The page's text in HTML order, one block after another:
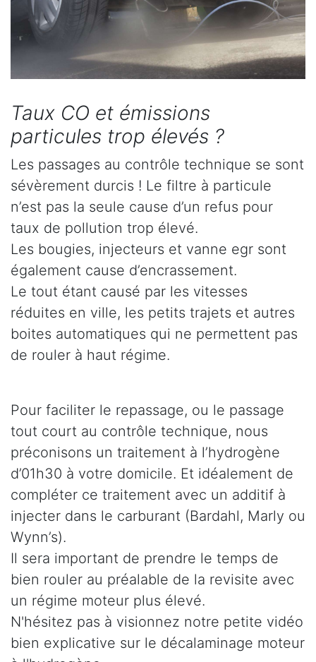
Taux CO et émissions
particules trop élevés ?
Les passages au contrôle technique se sont
sévèrement durcis ! Le filtre à particule
n’est pas la seule cause d’un refus pour
taux de pollution trop élevé.
Les bougies, injecteurs et vanne egr sont
également cause d’encrassement.
Le tout étant causé par les vitesses
réduites en ville, les petits trajets et autres
boites automatiques qui ne permettent pas
de rouler à haut régime.
Pour faciliter le repassage, ou le passage
tout court au contrôle technique, nous
préconisons un traitement à l’hydrogène
d’01h30 à votre domicile. Et idéalement de
compléter ce traitement avec un additif à
injecter dans le carburant (Bardahl, Marly ou
Wynn’s).
Il sera important de prendre le temps de
bien rouler au préalable de la revisite avec
un régime moteur plus élevé.
N'hésitez pas à visionnez notre petite vidéo
bien explicative sur le décalaminage moteur